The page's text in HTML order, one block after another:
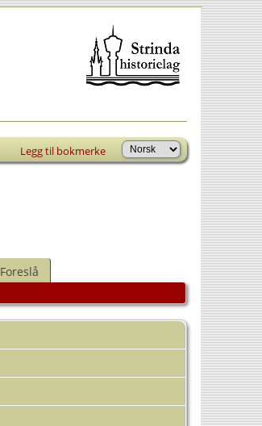
Legg til bokmerke
Foreslå